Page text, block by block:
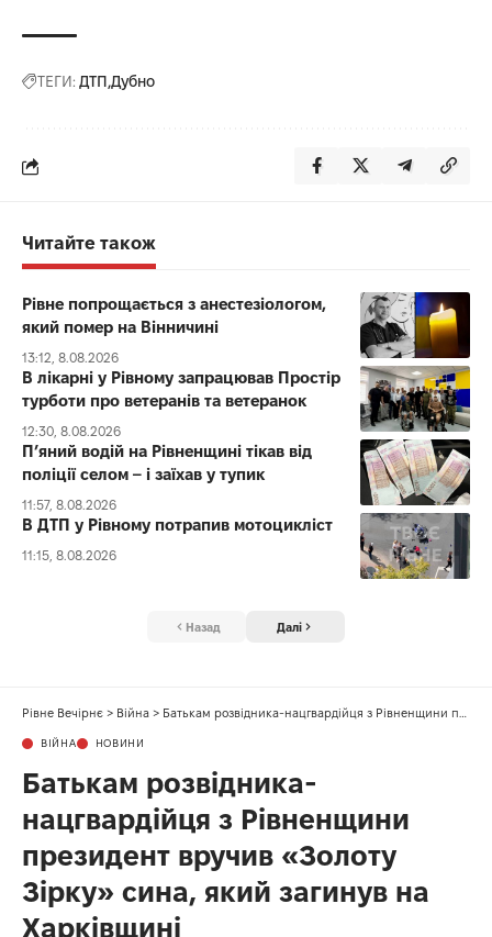
ТЕГИ: ДТП Дубно
Читайте також
Рівне попрощається з анестезіологом,
який помер на Вінничині
13:12, 8.08.2026
В лікарні у Рівному запрацював Простір
турботи про ветеранів та ветеранок
12:30, 8.08.2026
П’яний водій на Рівненщині тікав від
поліції селом – і заїхав у тупик
11:57, 8.08.2026
В ДТП у Рівному потрапив мотоцикліст
11:15, 8.08.2026
Назад Далі
Рівне Вечірнє > Війна > Батькам розвідника-нацгвардійця з Рівненщини президент вручив «Золоту Зірку» сина, який загинув на Харківщині
ВІЙНА НОВИНИ
Батькам розвідника-
нацгвардійця з Рівненщини
президент вручив «Золоту
Зірку» сина, який загинув на
Харківщині